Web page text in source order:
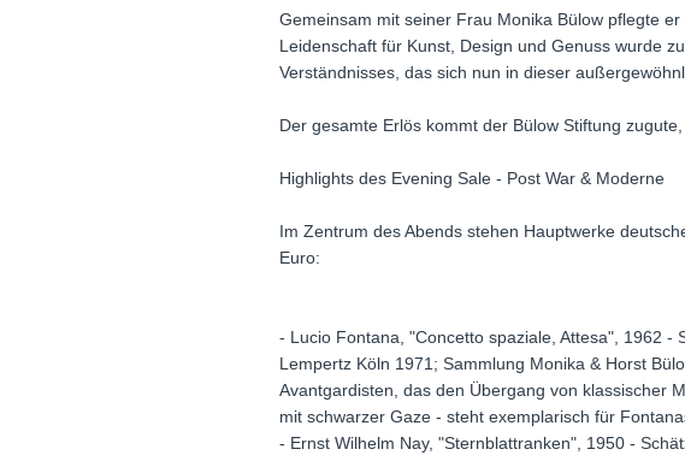
Gemeinsam mit seiner Frau Monika Bülow pflegte
Leidenschaft für Kunst, Design und Genuss wurde
Verständnisses, das sich nun in dieser
Der gesamte Erlös kommt der Bülow Stiftung
Highlights des Evening Sale - Post War & Moderne
Im Zentrum des Abends stehen Hauptwerke
Euro:
- Lucio Fontana, "Concetto spaziale, Attesa", 1962
Lempertz Köln 1971; Sammlung Monika & Horst
Avantgardisten, das den Übergang von klassischer
mit schwarzer Gaze - steht exemplarisch für
- Ernst Wilhelm Nay, "Sternblattranken", 1950 -